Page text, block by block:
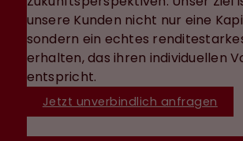
unsere Kunden nicht nur eine
sondern ein echtes
erhalten, das ihren individuellen
entspricht.
Jetzt unverbindlich anfragen